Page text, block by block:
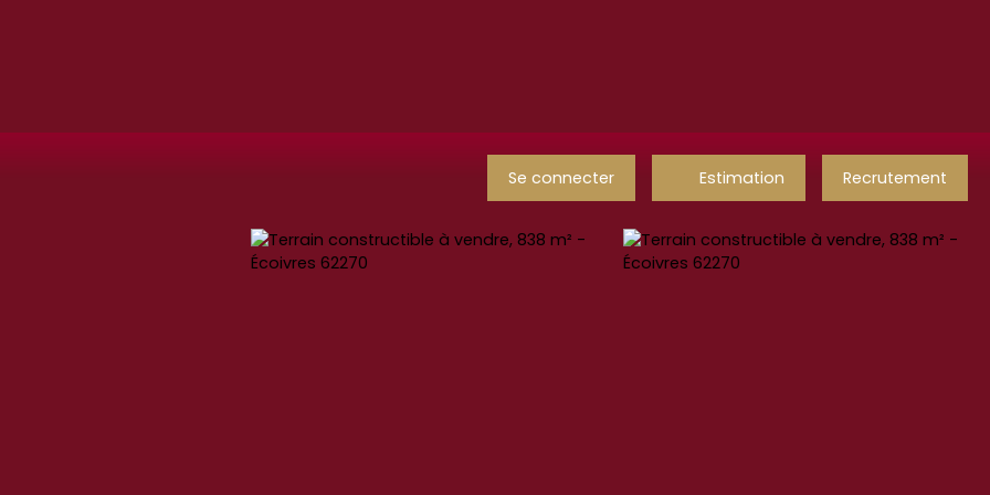
Se connecter Estimation Recrutement